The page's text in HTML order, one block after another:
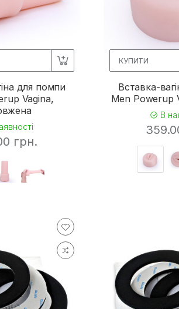
для помпи
Vagina,
грн.
КУПИТИ
Вставка-
Men Powerup
В